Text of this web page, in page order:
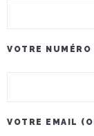
VOTRE NUMÉRO
VOTRE EMAIL